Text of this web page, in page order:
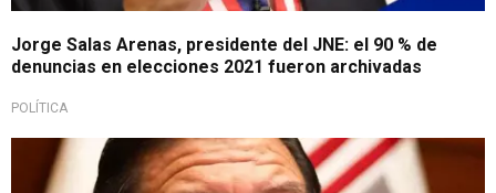
Jorge Salas Arenas, presidente del JNE: el 90 % de
denuncias en elecciones 2021 fueron archivadas
POLÍTICA